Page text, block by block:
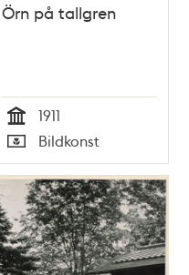
Örn på tallgren
Tid
1911
Typ
Bildkonst